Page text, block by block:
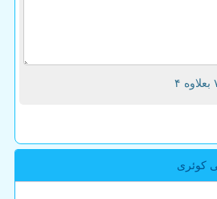
كوئری